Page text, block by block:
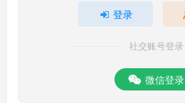
登录
社交账号登录
微信登录